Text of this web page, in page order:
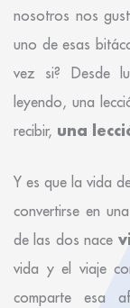
nosotros nos
uno de esas
vez si? Desde
leyendo, una
recibir, una
Y es que la vida
convertirse en
de las dos nace
vida y el viaje
comparte esa